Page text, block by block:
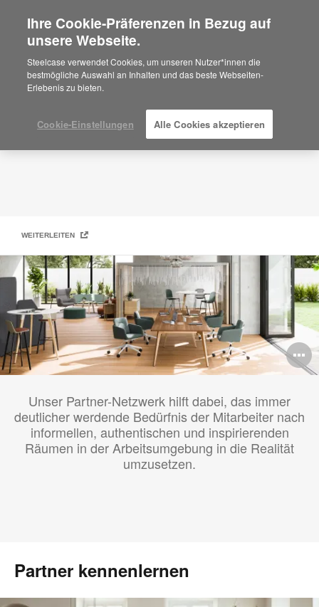
Are you in United States?
Would you like to see Products we sell in
your region?
Americas
Español
Unsere Partner
WEITERLEITEN
Unser Partner-Netzwerk hilft dabei, das immer
deutlicher werdende Bedürfnis der Mitarbeiter nach
informellen, authentischen und inspirierenden
Räumen in der Arbeitsumgebung in die Realität
umzusetzen.
Partner kennenlernen
Ihre Cookie-Präferenzen in Bezug auf
unsere Webseite.
Steelcase verwendet Cookies, um unseren Nutzer*innen die
bestmögliche Auswahl an Inhalten und das beste Webseiten-
Erlebenis zu bieten.
Cookie-Einstellungen Alle Cookies akzeptieren